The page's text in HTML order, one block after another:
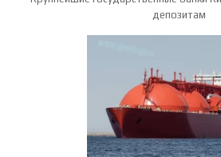
депозитам